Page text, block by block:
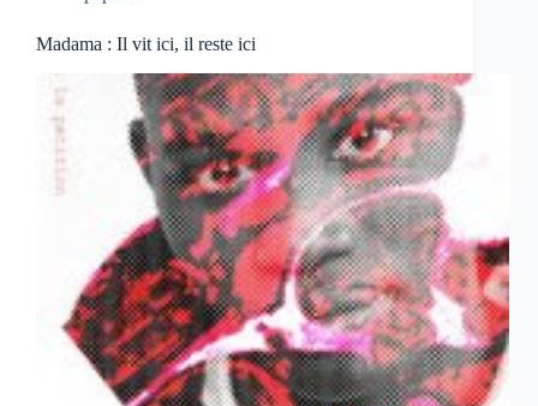
Madama : Il vit ici, il reste ici